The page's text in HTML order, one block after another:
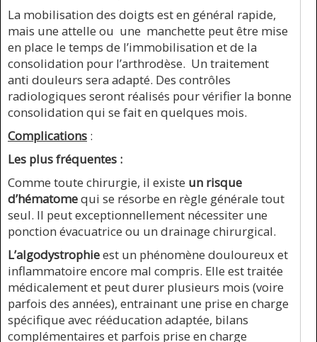
La mobilisation des doigts est en général rapide,
mais une attelle ou une manchette peut être mise
en place le temps de l’immobilisation et de la
consolidation pour l’arthrodèse. Un traitement
anti douleurs sera adapté. Des contrôles
radiologiques seront réalisés pour vérifier la bonne
consolidation qui se fait en quelques mois.
Complications :
Les plus fréquentes :
Comme toute chirurgie, il existe un risque
d’hématomequi se résorbe en règle générale tout
seul. Il peut exceptionnellement nécessiter une
ponction évacuatrice ou un drainage chirurgical.
L’algodystrophieest un phénomène douloureux et
inflammatoire encore mal compris. Elle est traitée
médicalement et peut durer plusieurs mois (voire
parfois des années), entrainant une prise en charge
spécifique avec rééducation adaptée, bilans
complémentaires et parfois prise en charge